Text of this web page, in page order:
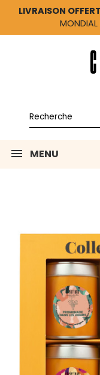
LIVRAISON
MONDIAL
MENU